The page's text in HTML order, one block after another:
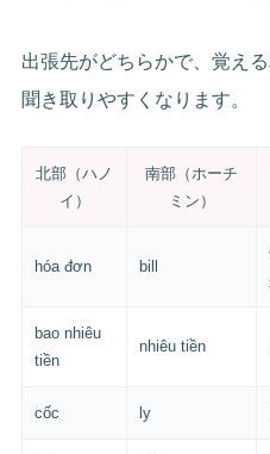
出張先がどちらかで、覚え
聞き取りやすくなります。
北部（ハノ
イ）
南部（ホーチ
ミン）
hóa đơn bill
bao nhiêu
tiền
nhiêu tiền
cốc ly